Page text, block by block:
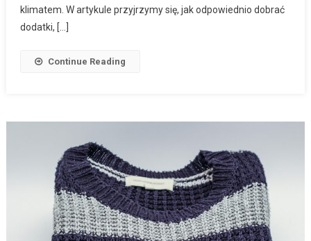
klimatem. W artykule przyjrzymy się, jak odpowiednio dobrać
dodatki, […]
Continue Reading